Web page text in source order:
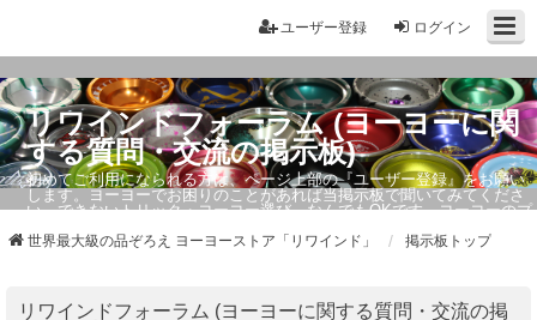
ログイン
ユーザー登録
リワインドフォーラム (ヨーヨーに関
する質問・交流の掲示板)
初めてご利用になられる方は、ページ上部の『ユーザー登録』をお願い
します。ヨーヨーでお困りのことがあれば当掲示板で聞いてみてくださ
い。できないトリック・ヨーヨー選び、なんでもOKです。ヨーヨーのプ
世界最大級の品ぞろえ ヨーヨーストア「リワインド」 掲示板トップ
リワインドフォーラム (ヨーヨーに関する質問・交流の掲